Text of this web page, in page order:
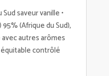
saveur vanille •
(Afrique du Sud),
autres arômes
équitable contrôlé